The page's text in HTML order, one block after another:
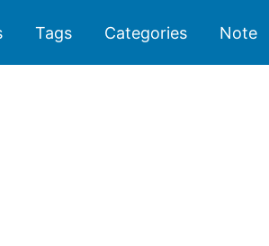
Tags Categories Note